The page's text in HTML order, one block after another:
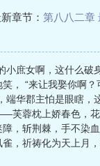
章节： 第八八二章
小庶女啊，这什么破
笑， “来让我娶你啊
华郡主怕是眼瞎，
娇春色，花醉满
，斩荆棘，手不染
，祈祷化为天上月